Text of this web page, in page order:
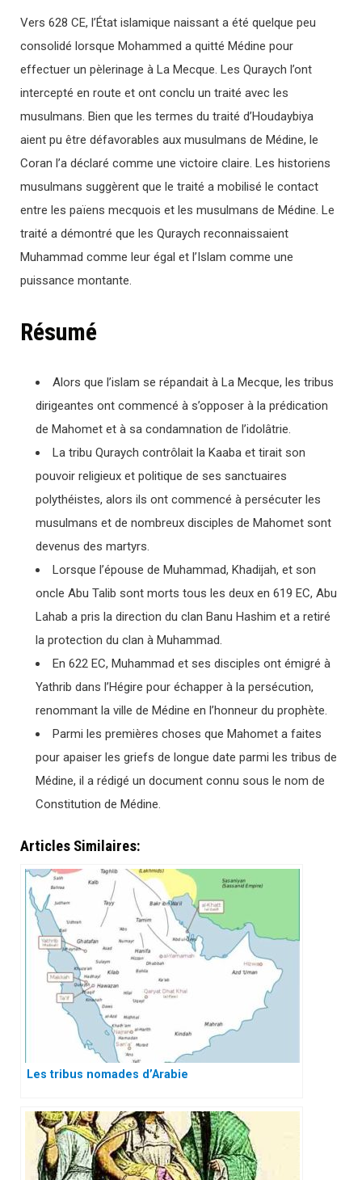
Vers 628 CE, l’État islamique naissant a été quelque peu
consolidé lorsque Mohammed a quitté Médine pour
effectuer un pèlerinage à La Mecque. Les Quraych l’ont
intercepté en route et ont conclu un traité avec les
musulmans. Bien que les termes du traité d’Houdaybiya
aient pu être défavorables aux musulmans de Médine, le
Coran l’a déclaré comme une victoire claire. Les historiens
musulmans suggèrent que le traité a mobilisé le contact
entre les païens mecquois et les musulmans de Médine. Le
traité a démontré que les Quraych reconnaissaient
Muhammad comme leur égal et l’Islam comme une
puissance montante.
Résumé
Alors que l’islam se répandait à La Mecque, les tribus
dirigeantes ont commencé à s’opposer à la prédication
de Mahomet et à sa condamnation de l’idolâtrie.
La tribu Quraych contrôlait la Kaaba et tirait son
pouvoir religieux et politique de ses sanctuaires
polythéistes, alors ils ont commencé à persécuter les
musulmans et de nombreux disciples de Mahomet sont
devenus des martyrs.
Lorsque l’épouse de Muhammad, Khadijah, et son
oncle Abu Talib sont morts tous les deux en 619 EC, Abu
Lahab a pris la direction du clan Banu Hashim et a retiré
la protection du clan à Muhammad.
En 622 EC, Muhammad et ses disciples ont émigré à
Yathrib dans l’Hégire pour échapper à la persécution,
renommant la ville de Médine en l’honneur du prophète.
Parmi les premières choses que Mahomet a faites
pour apaiser les griefs de longue date parmi les tribus de
Médine, il a rédigé un document connu sous le nom de
Constitution de Médine.
Articles Similaires:
Les tribus nomades d’Arabie